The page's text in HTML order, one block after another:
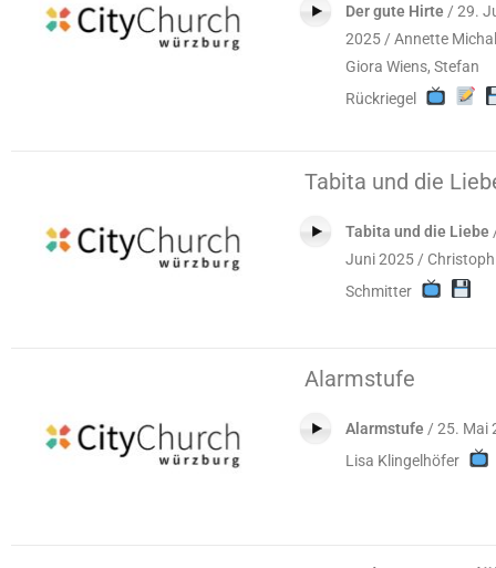
Der gute Hirte / 29.
2025 / Annette
Giora Wiens, Stefan
Rückriegel
Tabita und die
Tabita und die Liebe
Juni 2025 / Christoph
Schmitter
Alarmstufe
Alarmstufe / 25. Mai
Lisa Klingelhöfer